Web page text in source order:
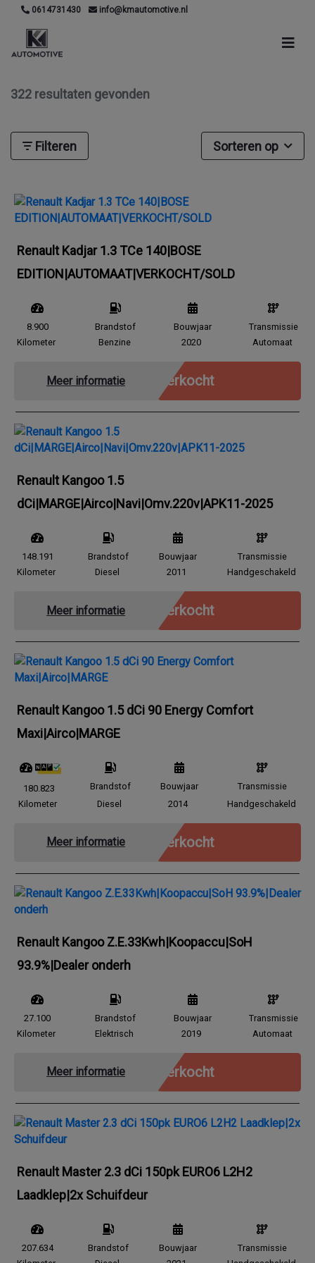
0614731430 info@kmautomotive.nl
322 resultaten gevonden
Filteren Sorteren op
Renault Kadjar 1.3 TCe 140|BOSE
EDITION|AUTOMAAT|VERKOCHT/SOLD
8.900
Kilometer
Brandstof
Benzine
Bouwjaar
2020
Transmissie
Automaat
Meer informatie Verkocht
Renault Kangoo 1.5
dCi|MARGE|Airco|Navi|Omv.220v|APK11-2025
148.191
Kilometer
Brandstof
Diesel
Bouwjaar
2011
Transmissie
Handgeschakeld
Meer informatie Verkocht
Renault Kangoo 1.5 dCi 90 Energy Comfort
Maxi|Airco|MARGE
180.823
Kilometer
Brandstof
Diesel
Bouwjaar
2014
Transmissie
Handgeschakeld
Meer informatie Verkocht
Renault Kangoo Z.E.33Kwh|Koopaccu|SoH
93.9%|Dealer onderh
27.100
Kilometer
Brandstof
Elektrisch
Bouwjaar
2019
Transmissie
Automaat
Meer informatie Verkocht
Renault Master 2.3 dCi 150pk EURO6 L2H2
Laadklep|2x Schuifdeur
207.634
Brandstof
Bouwjaar
Transmissie